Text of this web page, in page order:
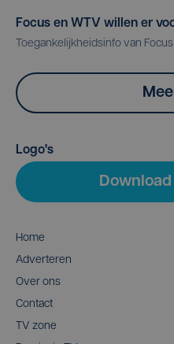
Focus en WTV willen er
Toegankelijkheidsinfo van
Logo's
Home
Adverteren
Over ons
Contact
TV zone